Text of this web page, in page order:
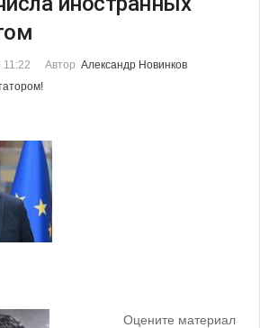
11:22 Автор Александр Новинков
Оцените материал